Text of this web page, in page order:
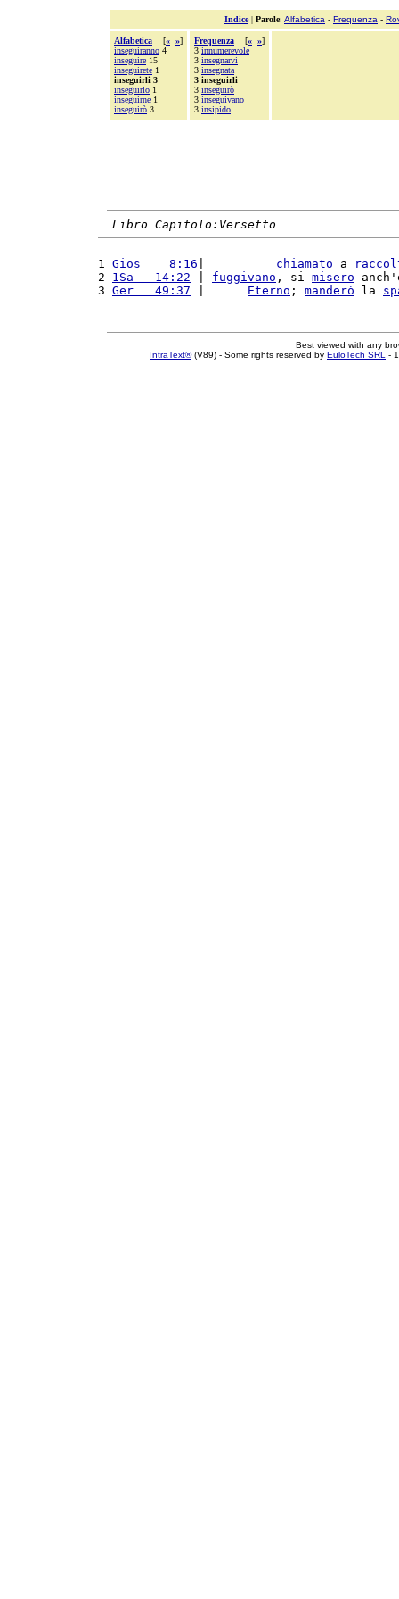
Indice| Parole: Alfabetica - Frequenza -
Alfabetica [« »]
inseguiranno 4
inseguire 15
inseguirete 1
inseguirli 3
inseguirlo 1
inseguirne 1
inseguirò 3
Frequenza [« »]
3 innumerevole
3 insegnarvi
3 insegnata
3 inseguirli
3 inseguirò
3 inseguivano
3 insipido
Libro Capitolo:Versetto
1 Gios    8:16 chiamato a
2 1Sa   14:22 fuggivano , si misero
3 Ger   49:37 Eterno ; manderò la
Best viewed with any
IntraText®(V89) - Some rights reserved by EuloTech SRL -